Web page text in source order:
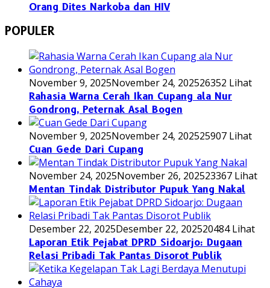
Orang Dites Narkoba dan HIV
POPULER
November 9, 2025November 24, 202526352 Lihat
Rahasia Warna Cerah Ikan Cupang ala Nur
Gondrong, Peternak Asal Bogen
November 9, 2025November 24, 202525907 Lihat
Cuan Gede Dari Cupang
November 24, 2025November 26, 202523367 Lihat
Mentan Tindak Distributor Pupuk Yang Nakal
Desember 22, 2025Desember 22, 202520484 Lihat
Laporan Etik Pejabat DPRD Sidoarjo: Dugaan
Relasi Pribadi Tak Pantas Disorot Publik